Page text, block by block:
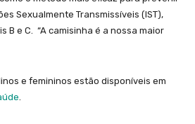
Sexualmente Transmissíveis (IST),
B e C. “A camisinha é a nossa maior
e femininos estão disponíveis em
.